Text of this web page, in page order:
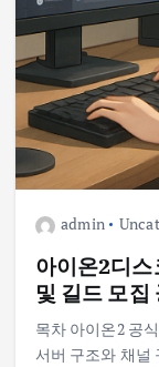
admin
아이온2디스
및 길드 모집
목차 아이온2 공
서버 구조와 채널